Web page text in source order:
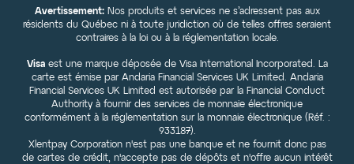
Avertissement:Nos produits et services ne s’adressent pas aux
résidents du Québec ni à toute juridiction où de telles offres seraient
contraires à la loi ou à la réglementation locale.
Visaest une marque déposée de Visa International Incorporated. La
carte est émise par Andaria Financial Services UK Limited. Andaria
Financial Services UK Limited est autorisée par la Financial Conduct
Authority à fournir des services de monnaie électronique
conformément à la réglementation sur la monnaie électronique (Réf. :
933187).
Xlentpay Corporation n'est pas une banque et ne fournit donc pas
de cartes de crédit, n'accepte pas de dépôts et n'offre aucun intérêt